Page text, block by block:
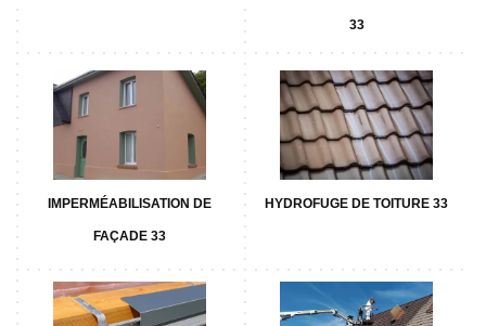
33
IMPERMÉABILISATION DE
FAÇADE 33
HYDROFUGE DE TOITURE 33